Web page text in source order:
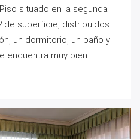
situado en la segunda
de superficie, distribuidos
un dormitorio, un baño y
encuentra muy bien ...